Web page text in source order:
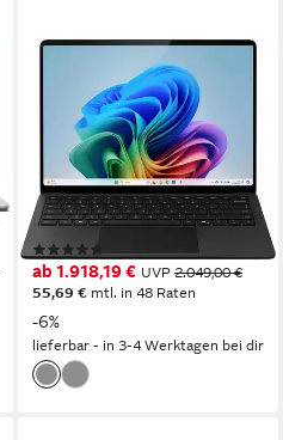
Surface Laptop, Copilot+ PC,
15" Touch-Display, 16 GB
RAM, 7. Edition Notebook
15 Zoll Bildschirmdiagonale
Snapdragon X Elite Prozessor
Adreno Grafikkarte
(1)
ab 1.918,19 € UVP 2.049,00 €
55,69 € mtl. in 48 Raten
-6%
lieferbar - in 3-4 Werktagen bei dir